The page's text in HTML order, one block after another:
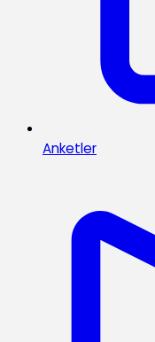
Anketler